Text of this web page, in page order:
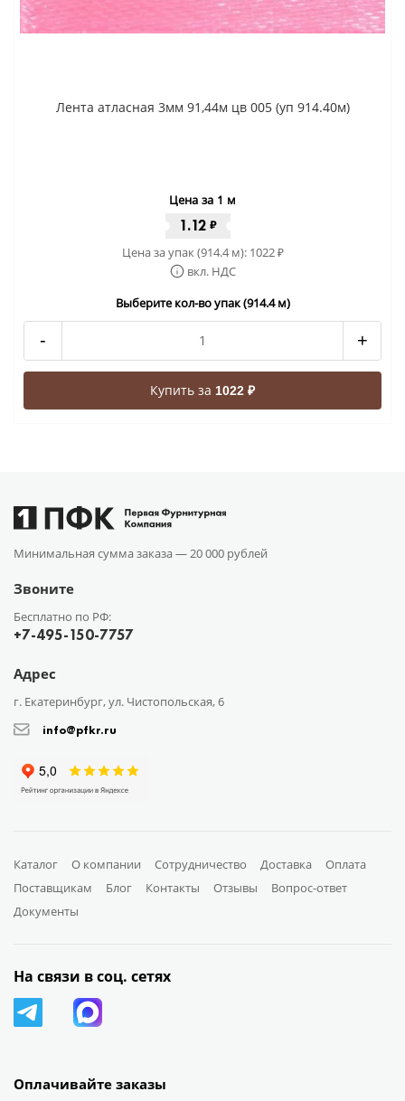
Лента атласная 3мм 91,44м цв 005 (уп 914.40м)
Цена за 1 м
1.12 ₽
Цена за упак (914.4 м): 1022₽
вкл. НДС
Выберите кол-во упак (914.4 м)
- +
Купить за 1022 ₽
Минимальная сумма заказа — 20 000 рублей
Звоните
Бесплатно по РФ:
+7-495-150-7757
Адрес
г. Екатеринбург, ул. Чистопольская, 6
info@pfkr.ru
Каталог О компании Сотрудничество Доставка
Оплата
Поставщикам
Блог Контакты Отзывы
Вопрос-ответ
Документы
Оплачивайте заказы
На связи в соц. сетях